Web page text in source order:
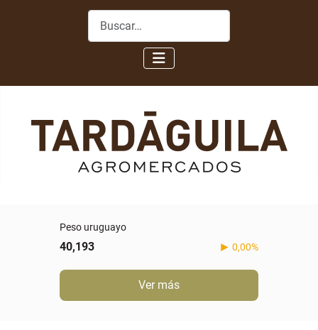
Buscar
Peso uruguayo
40,193 0,00%
Ver más